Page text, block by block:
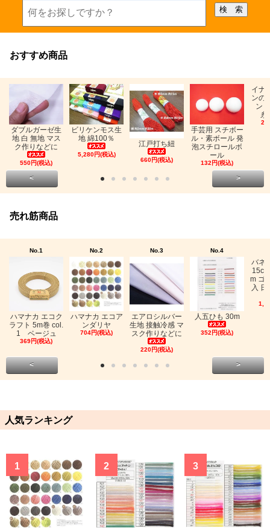
おすすめ商品
ダブルガーゼ生
地 白 無地 マス
ク作りなどに
550円(税込)
ビリケンモス生
地 綿100％
5,280円(税込)
江戸打ち紐
660円(税込)
手芸用 スチボー
ル・素ボール 発
泡スチロールボ
ール
132円(税込)
イナ
ンの
ン
糸
< >
売れ筋商品
No.1
ハマナカ エコク
ラフト 5m巻 col.
1 ベージュ
369円(税込)
No.2
ハマナカ エコア
ンダリヤ
704円(税込)
No.3
エアロシルバー
生地 接触冷感 マ
スク作りなどに
220円(税込)
No.4
人五ひも 30m
352円(税込)
バネ
m ゴ
入
< >
人気ランキング
1 2 3